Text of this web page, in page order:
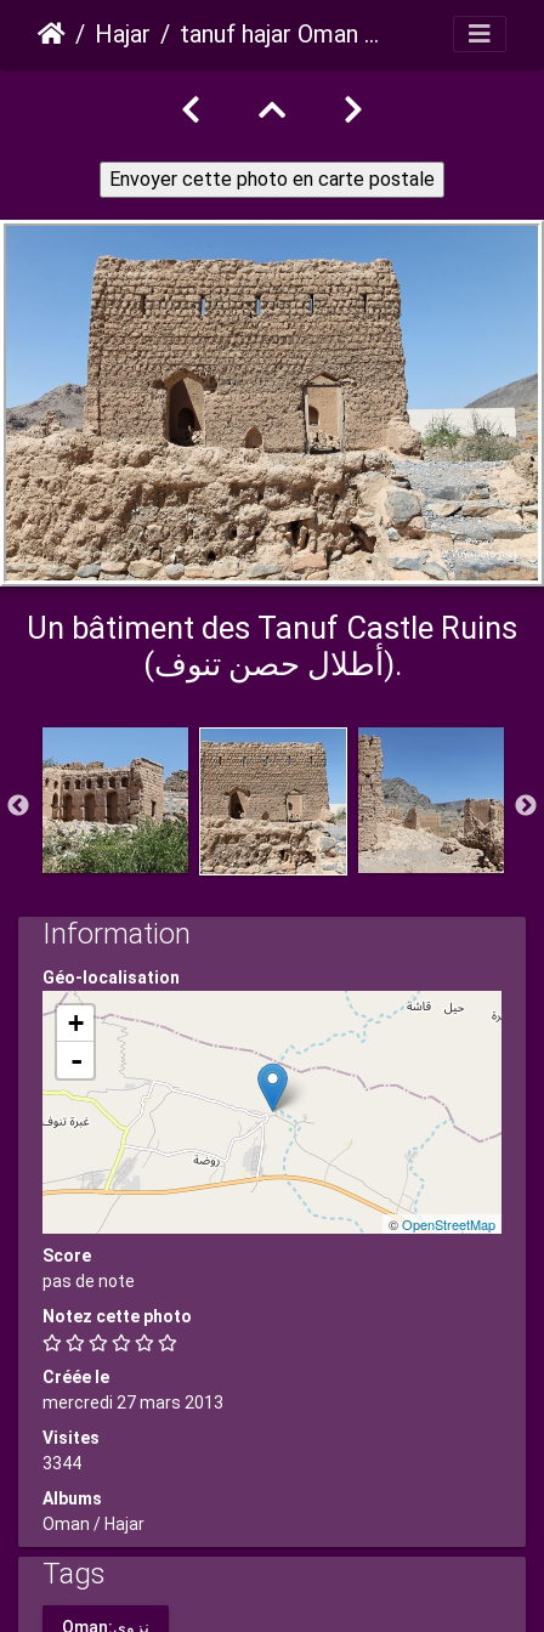
Hajar tanuf hajar Oman 070
Un bâtiment des Tanuf Castle Ruins
(أطلال حصن تنوف).
Information
Géo-localisation
+
-
©OpenStreetMap
Score
pas de note
Notez cette photo
Créée le
mercredi 27 mars 2013
Visites
3344
Albums
Oman / Hajar
Tags
Oman:نزوى